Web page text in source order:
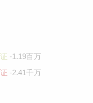
-1.19百万
-2.41千万